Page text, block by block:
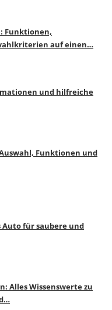
Funktionen,
auf einen…
und hilfreiche
Funktionen und
für saubere und
Alles Wissenswerte zu